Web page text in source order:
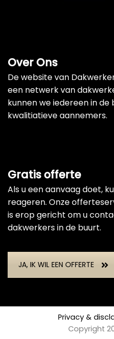
Over Ons
De website van
een netwerk van
kunnen we iedereen in
kwalitiatieve aannemers.
Gratis offerte
Als u een aanvaag doet,
reageren. Onze
is erop gericht om u
dakwerkers in de buurt.
JA, IK WIL EEN OFFERTE
Privacy &
Copyright